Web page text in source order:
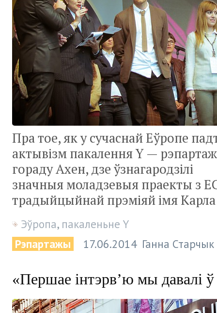
Пра тое, як у сучаснай Еўропе
актывізм пакалення Y —
гораду Ахен, дзе ўзнагародзілі
значныя моладзевыя праекты з
традыйцыйнай прэміяй імя Карла
Эўропа, пакаленьне Y
Рэпартажы
17.06.2014 Ганна Старчык
«Першае інтэрв’ю мы давалі